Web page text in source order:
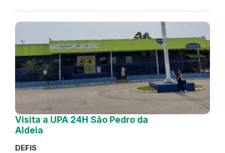
Visita a UPA 24H São Pedro da
Aldeia
DEFIS